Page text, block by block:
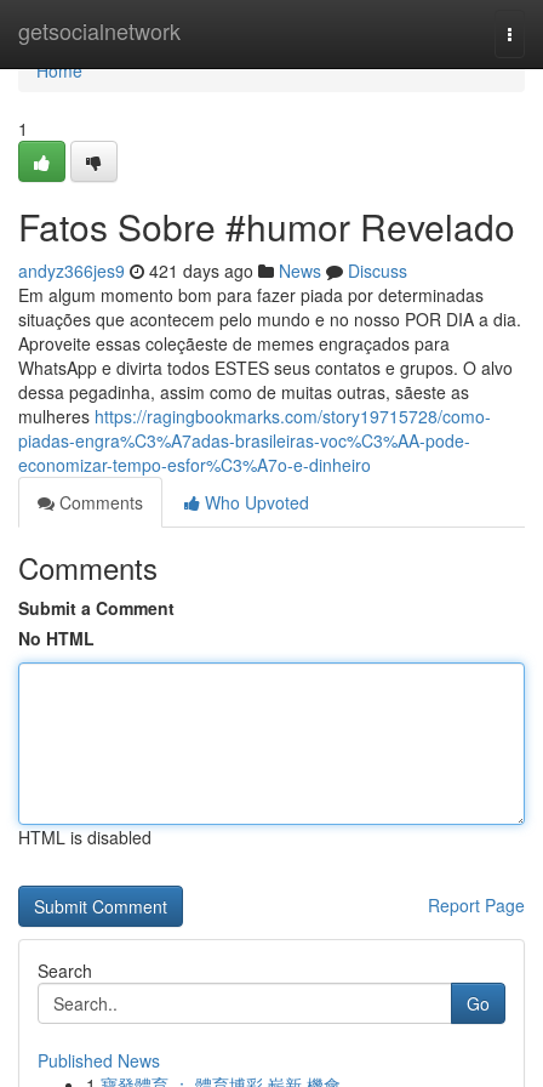
getsocialnetwork
Home
Home
1
Fatos Sobre #humor Revelado
andyz366jes9 421 days ago News
Discuss
Em algum momento bom para fazer piada por determinadas
situações que acontecem pelo mundo e no nosso POR DIA a dia.
Aproveite essas coleçãeste de memes engraçados para
WhatsApp e divirta todos ESTES seus contatos e grupos. O alvo
dessa pegadinha, assim como de muitas outras, sãeste as
mulheres https://ragingbookmarks.com/story19715728/como-
piadas-engra%C3%A7adas-brasileiras-voc%C3%AA-pode-
economizar-tempo-esfor%C3%A7o-e-dinheiro
Comments
Who Upvoted
Comments
Submit a Comment
No HTML
HTML is disabled
Report Page
Search
Go
Published News